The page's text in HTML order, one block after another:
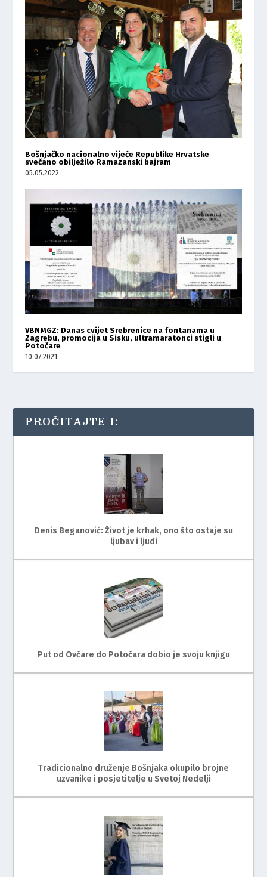
Bošnjačko nacionalno vijeće Republike Hrvatske
svečano obilježilo Ramazanski bajram
05.05.2022.
VBNMGZ: Danas cvijet Srebrenice na fontanama u
Zagrebu, promocija u Sisku, ultramaratonci stigli u
Potočare
10.07.2021.
PROČITAJTE I:
Denis Beganović: Život je krhak, ono što ostaje su
ljubav i ljudi
Put od Ovčare do Potočara dobio je svoju knjigu
Tradicionalno druženje Bošnjaka okupilo brojne
uzvanike i posjetitelje u Svetoj Nedelji